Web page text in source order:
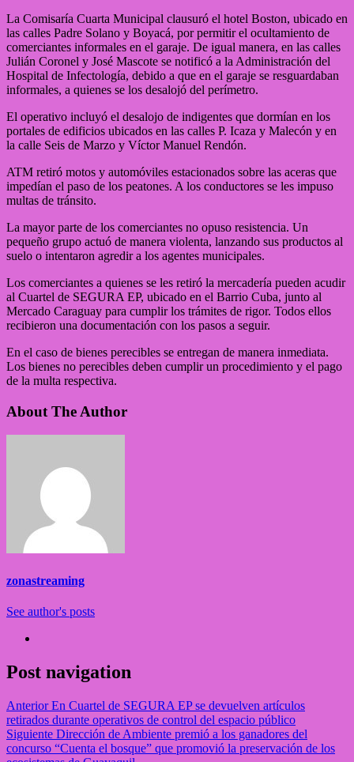
La Comisaría Cuarta Municipal clausuró el hotel Boston, ubicado en
las calles Padre Solano y Boyacá, por permitir el ocultamiento de
comerciantes informales en el garaje. De igual manera, en las calles
Julián Coronel y José Mascote se notificó a la Administración del
Hospital de Infectología, debido a que en el garaje se resguardaban
informales, a quienes se los desalojó del perímetro.
El operativo incluyó el desalojo de indigentes que dormían en los
portales de edificios ubicados en las calles P. Icaza y Malecón y en
la calle Seis de Marzo y Víctor Manuel Rendón.
ATM retiró motos y automóviles estacionados sobre las aceras que
impedían el paso de los peatones. A los conductores se les impuso
multas de tránsito.
La mayor parte de los comerciantes no opuso resistencia. Un
pequeño grupo actuó de manera violenta, lanzando sus productos al
suelo o intentaron agredir a los agentes municipales.
Los comerciantes a quienes se les retiró la mercadería pueden acudir
al Cuartel de SEGURA EP, ubicado en el Barrio Cuba, junto al
Mercado Caraguay para cumplir los trámites de rigor. Todos ellos
recibieron una documentación con los pasos a seguir.
En el caso de bienes perecibles se entregan de manera inmediata.
Los bienes no perecibles deben cumplir un procedimiento y el pago
de la multa respectiva.
About The Author
zonastreaming
See author's posts
Post navigation
AnteriorEn Cuartel de SEGURA EP se devuelven artículos
retirados durante operativos de control del espacio público
Siguiente Dirección de Ambiente premió a los ganadores del
concurso “Cuenta el bosque” que promovió la preservación de los